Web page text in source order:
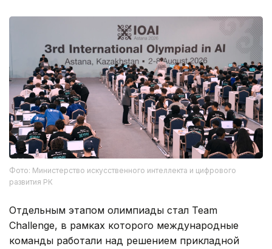
Фото: Министерство искусственного интеллекта и цифрового
развития РК
Отдельным этапом олимпиады стал Team
Challenge, в рамках которого международные
команды работали над решением прикладной